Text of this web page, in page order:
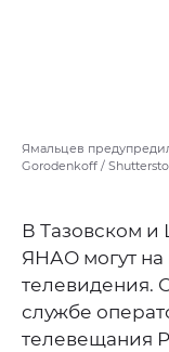
Ямальцев
Gorodenkoff /
В Тазовском
ЯНАО могут
телевидения.
службе
телевещания